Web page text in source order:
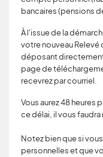
bancaires (pensions
À l'issue de la
votre nouveau Relevé
déposant
page de
recevrez par courriel.
Vous aurez 48 heures
ce délai, il vous
Notez bien que si
personnelles et que